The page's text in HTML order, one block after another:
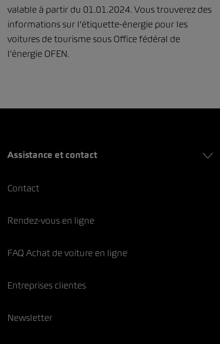
valable à partir du 01.01.2024. Vous trouverez des
informations sur l'étiquette-énergie pour les
voitures de tourisme sous Office fédéral de
l'énergie OFEN.
Assistance et contact
Contact
Rendez-vous en ligne
FAQ Achat de voiture en ligne
Entreprises clientes
Newsletter